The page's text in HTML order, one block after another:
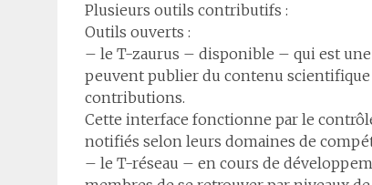
Plusieurs outils contributifs :
Outils ouverts :
– le T-zaurus – disponible – qui est
peuvent publier du contenu
contributions.
Cette interface fonctionne par le
notifiés selon leurs domaines de
– le T-réseau – en cours de